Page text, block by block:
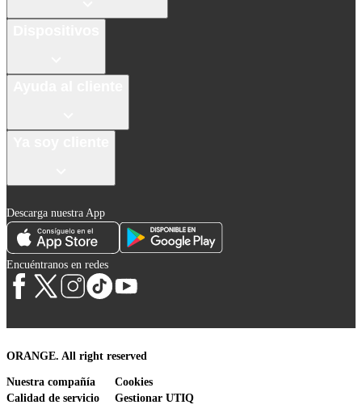
Descarga nuestra App
Encuéntranos en redes
ORANGE. All right reserved
Nuestra compañía
Calidad de servicio
Cookies
Gestionar UTIQ